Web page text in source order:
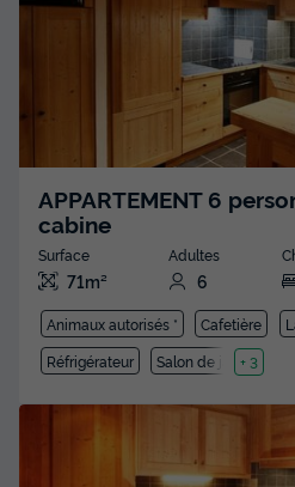
APPARTEMENT 6
cabine
Surface
71m²
Adultes
6
Animaux autorisés * Cafetière
Réfrigérateur
Salon de jardin
+ 3